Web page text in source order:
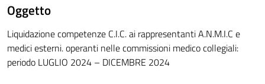
Oggetto
Liquidazione competenze C.I.C. ai rappresentanti A.N.M.I.C e
medici esterni. operanti nelle commissioni medico collegiali:
periodo LUGLIO 2024 – DICEMBRE 2024